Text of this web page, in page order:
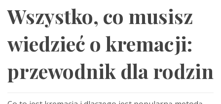
Wszystko, co musisz
wiedzieć o kremacji:
przewodnik dla rodzin